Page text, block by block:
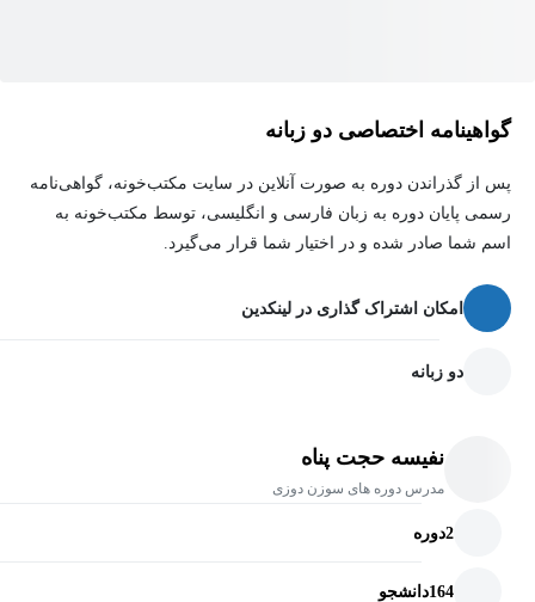
گواهینامه اختصاصی دو زبانه
پس از گذراندن دوره به صورت آنلاین در سایت مکتب‌خونه، گواهی‌نامه
رسمی پایان دوره به زبان فارسی و انگلیسی، توسط مکتب‌خونه به
اسم شما صادر شده و در اختیار شما قرار می‌گیرد.
امکان اشتراک گذاری در لینکدین
دو زبانه
نفیسه حجت پناه
مدرس دوره های سوزن دوزی
2دوره
164دانشجو